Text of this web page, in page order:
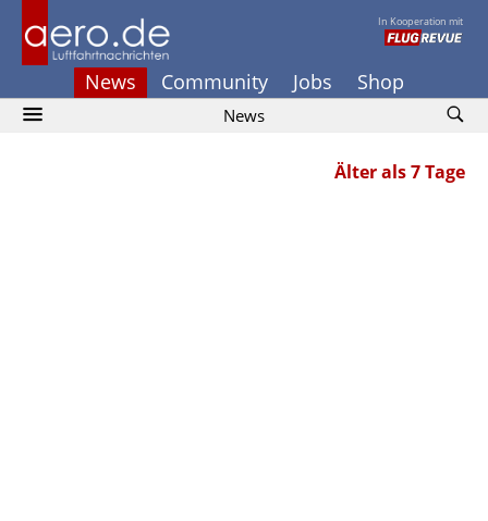
In Kooperation mit
News Community Jobs Shop
News
Älter als 7 Tage